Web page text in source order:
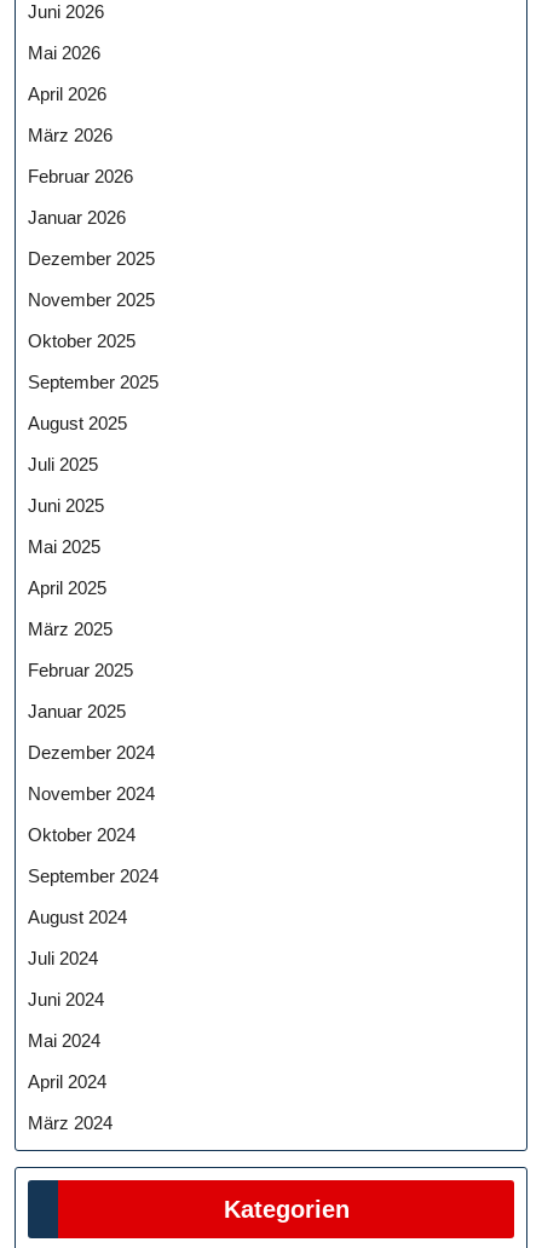
Juni 2026
Mai 2026
April 2026
März 2026
Februar 2026
Januar 2026
Dezember 2025
November 2025
Oktober 2025
September 2025
August 2025
Juli 2025
Juni 2025
Mai 2025
April 2025
März 2025
Februar 2025
Januar 2025
Dezember 2024
November 2024
Oktober 2024
September 2024
August 2024
Juli 2024
Juni 2024
Mai 2024
April 2024
März 2024
Kategorien